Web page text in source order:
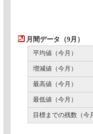
月間データ（9月）
平均値（今月）
増減値（今月）
最高値（今月）
最低値（今月）
目標までの残数（今